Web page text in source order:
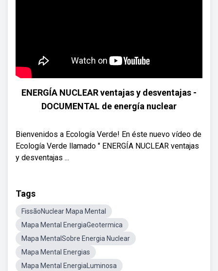
ENERGÍA NUCLEAR ventajas y desventajas -
DOCUMENTAL de energía nuclear
Bienvenidos a Ecología Verde! En éste nuevo vídeo de
Ecología Verde llamado " ENERGÍA NUCLEAR ventajas
y desventajas ...
Tags
FissãoNuclear Mapa Mental
Mapa Mental EnergiaGeotermica
Mapa MentalSobre Energia Nuclear
Mapa Mental Energias
Mapa Mental EnergiaLuminosa